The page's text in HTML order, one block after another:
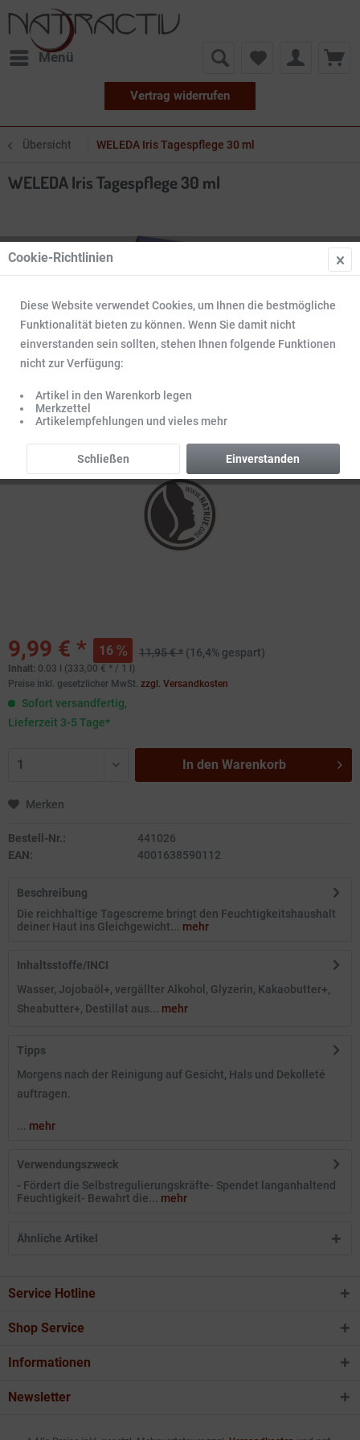
Menü
Vertrag widerrufen
Übersicht WELEDA Iris Tagespflege 30 ml
WELEDA Iris Tagespflege 30 ml
9,99 € * 16 11,95 € * (16,4% gespart)
Inhalt: 0.03 l (333,00 € * / 1 l)
Preise inkl. gesetzlicher MwSt. zzgl. Versandkosten
Sofort versandfertig,
Lieferzeit 3-5 Tage*
In den Warenkorb
Merken
Bestell-Nr.:
441026
EAN:
4001638590112
Beschreibung
Die reichhaltige Tagescreme bringt den Feuchtigkeitshaushalt
deiner Haut ins Gleichgewicht... mehr
Inhaltsstoffe/INCI
Wasser, Jojobaöl+, vergällter Alkohol, Glyzerin, Kakaobutter+,
Sheabutter+, Destillat aus... mehr
Tipps
Morgens nach der Reinigung auf Gesicht, Hals und Dekolleté
auftragen.
... mehr
Verwendungszweck
- Fördert die Selbstregulierungskräfte- Spendet langanhaltend
Feuchtigkeit- Bewahrt die... mehr
Ähnliche Artikel
Service Hotline
Shop Service
Informationen
Newsletter
Cookie-Richtlinien
Diese Website verwendet Cookies, um Ihnen die bestmögliche
Funktionalität bieten zu können. Wenn Sie damit nicht
einverstanden sein sollten, stehen Ihnen folgende Funktionen
nicht zur Verfügung:
Artikel in den Warenkorb legen
Merkzettel
Artikelempfehlungen und vieles mehr
Einverstanden
Schließen